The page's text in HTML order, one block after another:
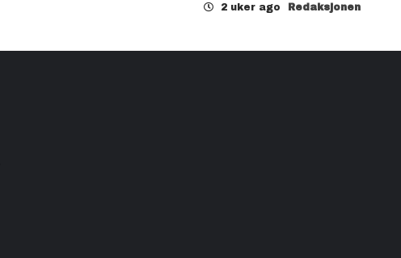
2 uker ago Redaksjonen